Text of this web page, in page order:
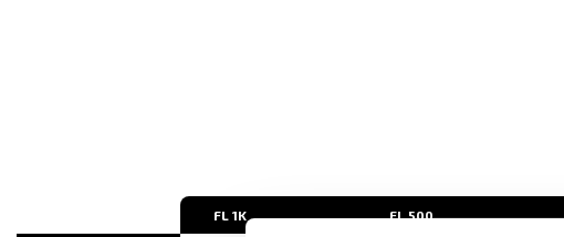
FL 1K FL 500.